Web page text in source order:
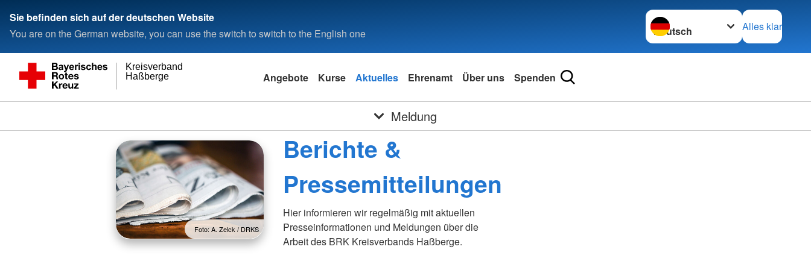
Sie befinden sich auf der deutschen Website
You are on the German website, you can use the switch to switch to the English one
Sprache wechseln zu
Alles klar
Haßberge
Kreisverband
Angebote Kurse Aktuelles Ehrenamt Über uns Spenden
Meldung
Foto: A. Zelck / DRKS
Berichte &
Pressemitteilungen
Hier informieren wir regelmäßig mit aktuellen
Presseinformationen und Meldungen über die
Arbeit des BRK Kreisverbands Haßberge.